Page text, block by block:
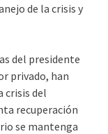
de la crisis y
del presi­dente
pri­vado, han
crisis del
recuperación
se mantenga